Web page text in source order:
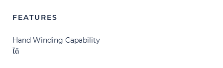
FEATURES
Hand Winding Capability
ได้